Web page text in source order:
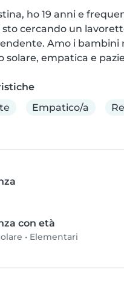
ho 19 anni e
sto cercando un
Amo i bambini
solare, empatica e
Empatico/a
con età
• Elementari